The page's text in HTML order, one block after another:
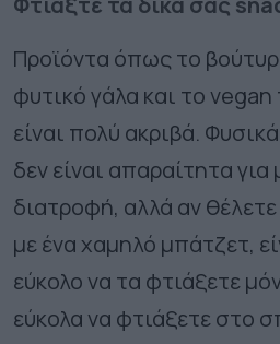
Προϊόντα όπως το
φυτικό γάλα και το vegan
είναι πολύ ακριβά.
δεν είναι απαραίτητα για
διατροφή, αλλά αν
με ένα χαμηλό μπάτζετ,
εύκολο να τα φτιάξετε
εύκολα να φτιάξετε στο